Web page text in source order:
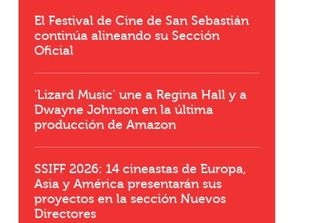
El Festival de Cine de San Sebastián
continúa alineando su Sección
Oficial
'Lizard Music' une a Regina Hall y a
Dwayne Johnson en la última
producción de Amazon
SSIFF 2026: 14 cineastas de Europa,
Asia y América presentarán sus
proyectos en la sección Nuevos
Directores